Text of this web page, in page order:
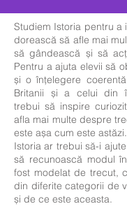
Studiem Istoria pentru a
dorească să afle mai
să gândească și să
Pentru a ajuta elevii să
și o înțelegere
Britanii și a celui din
trebui să inspire
afla mai multe despre
este așa cum este astăzi.
Istoria ar trebui să-i
să recunoască modul
fost modelat de trecut,
din diferite categorii de
și de ce este aceasta.